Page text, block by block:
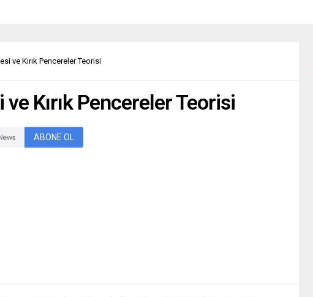
ve Kırık Pencereler Teorisi
Kırık Pencereler Teorisi
ABONE OL